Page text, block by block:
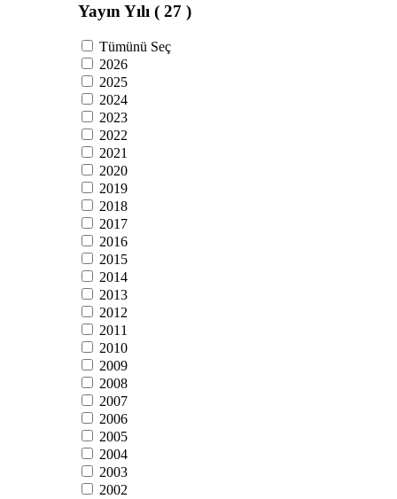
Yayın Yılı ( 27 )
Tümünü Seç
2026
2025
2024
2023
2022
2021
2020
2019
2018
2017
2016
2015
2014
2013
2012
2011
2010
2009
2008
2007
2006
2005
2004
2003
2002